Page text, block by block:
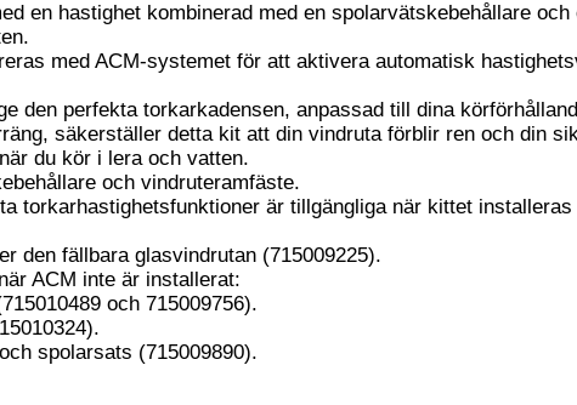
en hastighet kombinerad med en spolarvätskebehållare
med ACM-systemet för att aktivera automatisk
den perfekta torkarkadensen, anpassad till dina
säkerställer detta kit att din vindruta förblir ren och din
du kör i lera och vatten.
och vindruteramfäste.
torkarhastighetsfunktioner är tillgängliga när kittet
den fällbara glasvindrutan (715009225).
ACM inte är installerat:
och 715009756).
spolarsats (715009890).